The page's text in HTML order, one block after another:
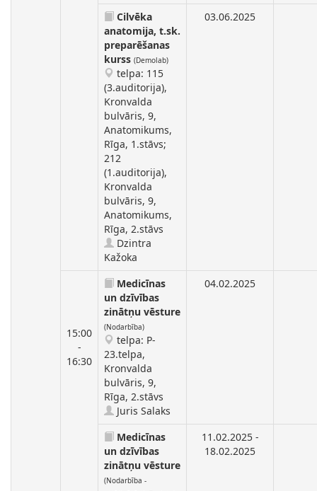
Cilvēka
anatomija, t.sk.
preparēšanas
kurss (Demolab)
telpa: 115
(3.auditorija),
Kronvalda
bulvāris, 9,
Anatomikums,
Rīga, 1.stāvs;
212
(1.auditorija),
Kronvalda
bulvāris, 9,
Anatomikums,
Rīga, 2.stāvs
Dzintra
Kažoka
03.06.2025
15:00
-
16:30
Medicīnas
un dzīvības
zinātņu vēsture
(Nodarbība)
telpa: P-
23.telpa,
Kronvalda
bulvāris, 9,
Rīga, 2.stāvs
Juris Salaks
04.02.2025
Medicīnas
un dzīvības
zinātņu vēsture
(Nodarbība -
11.02.2025 -
18.02.2025